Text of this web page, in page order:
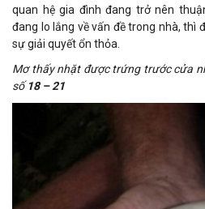
quan hệ gia đình đang trở nên
đang lo lắng về vấn đề trong nhà, thì
sự giải quyết ổn thỏa.
Mơ thấy nhặt được trứng trước cửa
số18 – 21